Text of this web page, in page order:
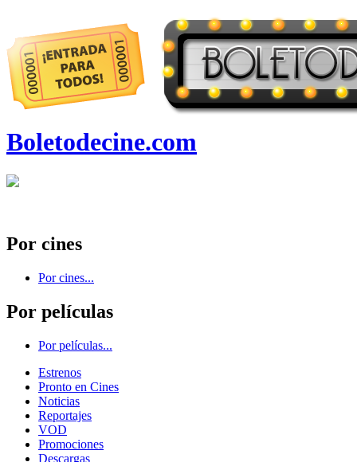
Boletodecine.com
Por cines
Por cines...
Por películas
Por películas...
Estrenos
Pronto en Cines
Noticias
Reportajes
VOD
Promociones
Descargas